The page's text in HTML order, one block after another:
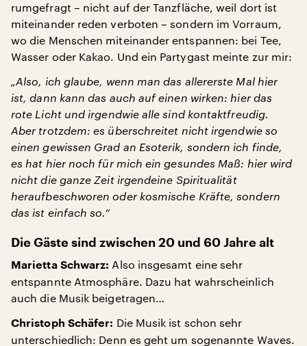
rumgefragt – nicht auf der Tanzfläche, weil dort ist
miteinander reden verboten – sondern im Vorraum,
wo die Menschen miteinander entspannen: bei Tee,
Wasser oder Kakao. Und ein Partygast meinte zur mir:
„Also, ich glaube, wenn man das allererste Mal hier
ist, dann kann das auch auf einen wirken: hier das
rote Licht und irgendwie alle sind kontaktfreudig.
Aber trotzdem: es überschreitet nicht irgendwie so
einen gewissen Grad an Esoterik, sondern ich finde,
es hat hier noch für mich ein gesundes Maß: hier wird
nicht die ganze Zeit irgendeine Spiritualität
heraufbeschworen oder kosmische Kräfte, sondern
das ist einfach so.“
Die Gäste sind zwischen 20 und 60 Jahre alt
Marietta Schwarz: Also insgesamt eine sehr
entspannte Atmosphäre. Dazu hat wahrscheinlich
auch die Musik beigetragen…
Christoph Schäfer: Die Musik ist schon sehr
unterschiedlich: Denn es geht um sogenannte Waves.